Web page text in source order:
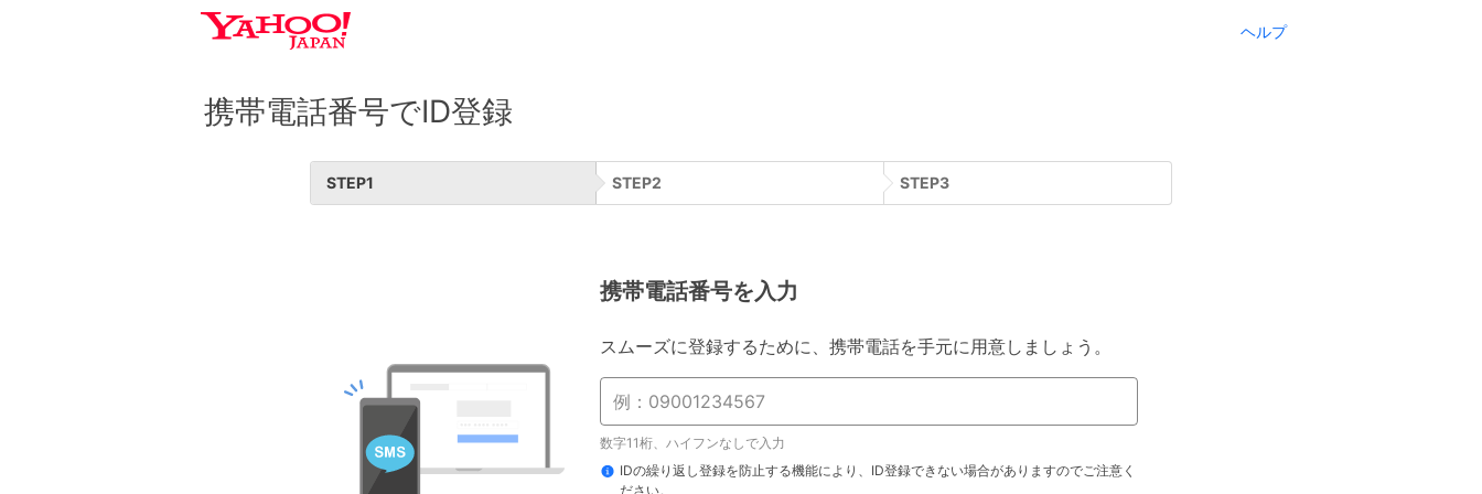
ヘルプ
携帯電話番号でID登録
STEP1 STEP2 STEP3
携帯電話番号を入力
スムーズに登録するために、携帯電話を手元に用意しましょう。
数字11桁、ハイフンなしで入力
IDの繰り返し登録を防止する機能により、ID登録できない場合がありますのでご注意く
ださい。